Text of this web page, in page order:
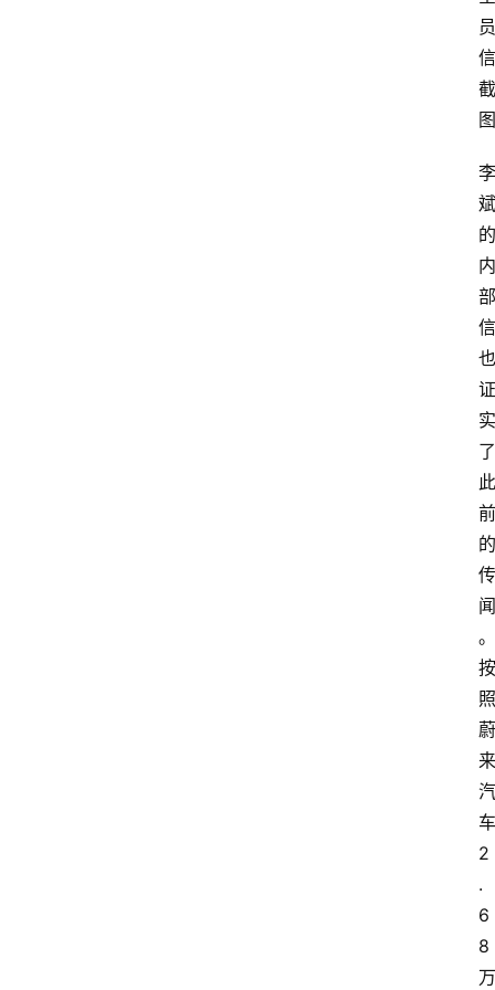
员
信
截
图
李
斌
的
内
部
信
也
证
实
了
此
前
的
传
闻
。
按
照
蔚
来
汽
车
2
.
6
8
万